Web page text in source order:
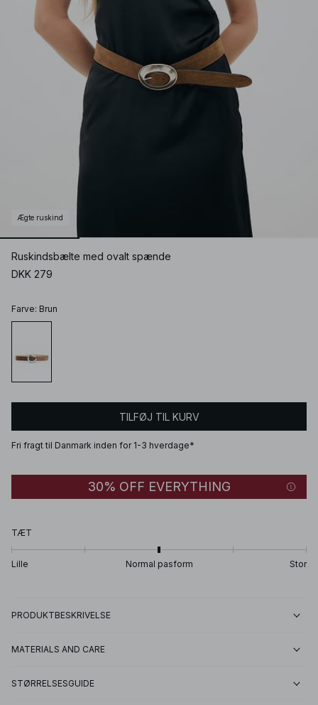
Ægte ruskind
Ruskindsbælte med ovalt spænde
DKK 279
Farve: Brun
TILFØJ TIL KURV
Fri fragt til Danmark inden for 1-3 hverdage*
30% OFF EVERYTHING
TÆT
Lille Normal pasform Stor
PRODUKTBESKRIVELSE
MATERIALS AND CARE
STØRRELSESGUIDE